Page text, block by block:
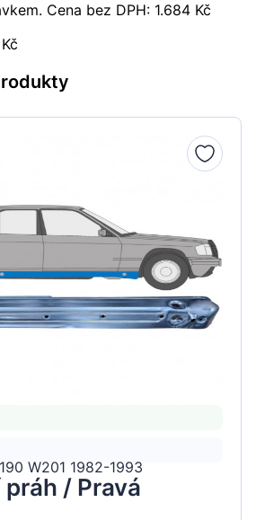
Cena bez DPH: 1.684 Kč
W201 1982-1993
/ Pravá